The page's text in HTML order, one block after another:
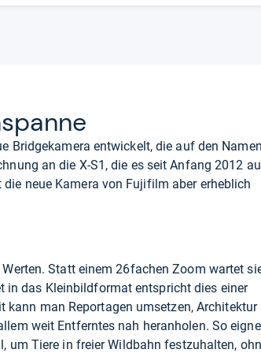
Bridgekamera entwickelt, die auf den Namen
an die X-S1, die es seit Anfang 2012
neue Kamera von Fujifilm aber erheblich
Statt einem 26fachen Zoom wartet
in das Kleinbildformat entspricht dies einer
man Reportagen umsetzen, Architektur
weit Entferntes nah heranholen. So
um Tiere in freier Wildbahn festzuhalten,